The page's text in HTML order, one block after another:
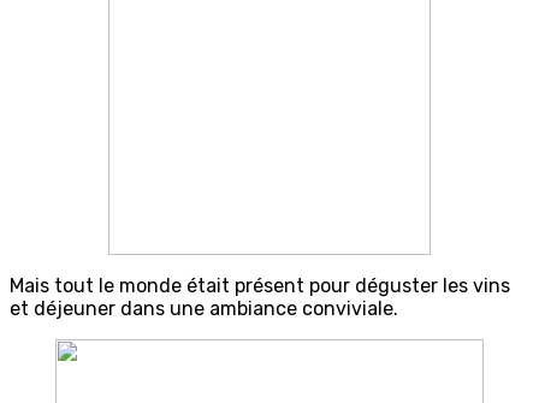
Mais tout le monde était présent pour déguster les vins
et déjeuner dans une ambiance conviviale.